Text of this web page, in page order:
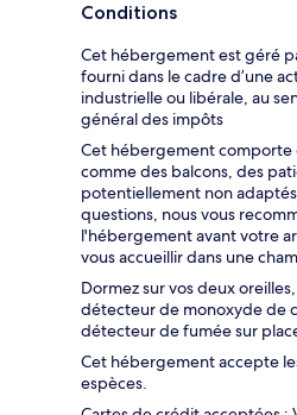
Conditions
Cet hébergement est géré
fourni dans le cadre d’une
industrielle ou libérale, au
général des impôts
Cet hébergement comporte
comme des balcons, des
potentiellement non
questions, nous vous
l'hébergement avant votre
vous accueillir dans une
Dormez sur vos deux
détecteur de monoxyde de
détecteur de fumée sur
Cet hébergement accepte
espèces.